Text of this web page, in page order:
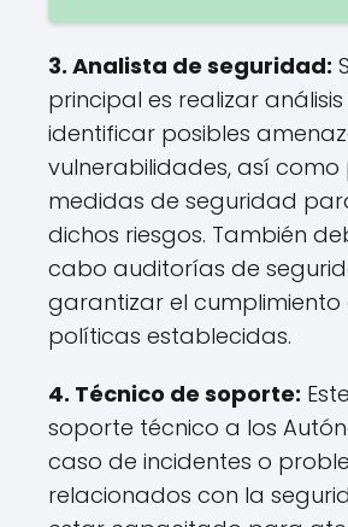
3. Analista de seguridad:
principal es realizar
identificar posibles
vulnerabilidades, así
medidas de seguridad
dichos riesgos. También
cabo auditorías de
garantizar el cumplimiento
políticas establecidas.
4. Técnico de soporte:
soporte técnico a los
caso de incidentes o
relacionados con la